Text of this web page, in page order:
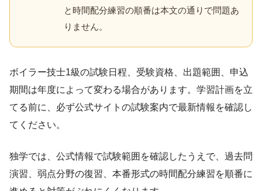
と時間配分練習の順番は本文の通りで問題あ
りません。
ボイラー技士1級の試験日程、受験資格、出題範囲、申込
期間は年度によって変わる場合があります。学習計画を立
てる前に、必ず公式サイトの試験案内で最新情報を確認し
てください。
独学では、公式情報で試験範囲を確認したうえで、過去問
演習、弱点分野の復習、本番形式の時間配分練習を順番に